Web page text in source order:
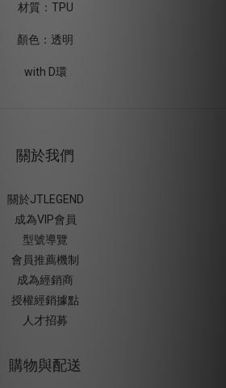
材質：TPU
顏色：透明
with D環
關於我們
關於JTLEGEND
成為VIP會員
型號導覽
會員推薦機制
成為經銷商
授權經銷據點
人才招募
購物與配送